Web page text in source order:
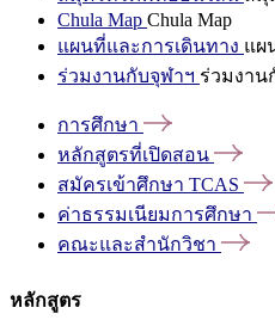
Chula Map Chula Map
แผนที่และการเดินทาง แผ
ร่วมงานกับจุฬาฯ ร่วมงาน
การศึกษา
หลักสูตรที่เปิดสอน
สมัครเข้าศึกษา TCAS
ค่าธรรมเนียมการศึกษา
คณะและสำนักวิชา
หลักสูตร